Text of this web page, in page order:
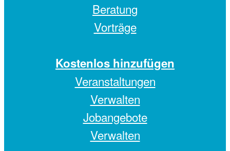
Beratung
Vorträge
Kostenlos hinzufügen
Veranstaltungen
Verwalten
Jobangebote
Verwalten